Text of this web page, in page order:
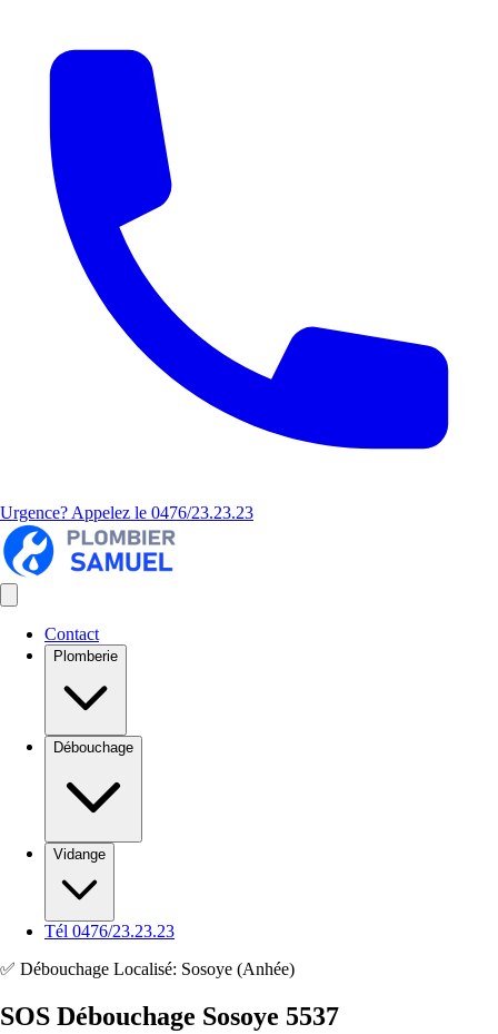
Urgence? Appelez le 0476/23.23.23
Contact
Plomberie
Débouchage
Vidange
Tél 0476/23.23.23
✅ Débouchage Localisé: Sosoye (Anhée)
SOS Débouchage Sosoye 5537